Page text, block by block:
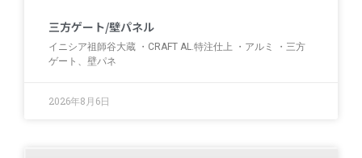
三方ゲート/壁パネル
イニシア祖師谷大蔵 ・CRAFT AL.特注仕上 ・アルミ ・三方
ゲート、壁パネ
2026年8月6日